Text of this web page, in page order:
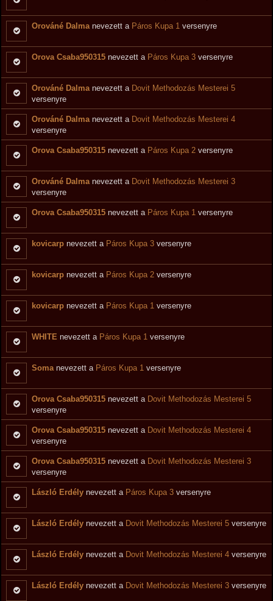
Orováné Dalma nevezett a Páros Kupa 1 versenyre
Orova Csaba950315 nevezett a Páros Kupa 3 versenyre
Orováné Dalma nevezett a Dovit Methodozás Mesterei 5
versenyre
Orováné Dalma nevezett a Dovit Methodozás Mesterei 4
versenyre
Orova Csaba950315 nevezett a Páros Kupa 2 versenyre
Orováné Dalma nevezett a Dovit Methodozás Mesterei 3
versenyre
Orova Csaba950315 nevezett a Páros Kupa 1 versenyre
kovicarp nevezett a Páros Kupa 3 versenyre
kovicarp nevezett a Páros Kupa 2 versenyre
kovicarp nevezett a Páros Kupa 1 versenyre
WHITE nevezett a Páros Kupa 1 versenyre
Somanevezett a Páros Kupa 1 versenyre
Orova Csaba950315 nevezett a Dovit Methodozás Mesterei 5
versenyre
Orova Csaba950315 nevezett a Dovit Methodozás Mesterei 4
versenyre
Orova Csaba950315 nevezett a Dovit Methodozás Mesterei 3
versenyre
László Erdély nevezett a Páros Kupa 3 versenyre
László Erdély nevezett a Dovit Methodozás Mesterei 5 versenyre
László Erdély nevezett a Dovit Methodozás Mesterei 4 versenyre
László Erdély nevezett a Dovit Methodozás Mesterei 3 versenyre